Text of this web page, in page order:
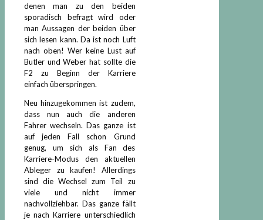
denen man zu den beiden
sporadisch befragt wird oder
man Aussagen der beiden über
sich lesen kann. Da ist noch Luft
nach oben! Wer keine Lust auf
Butler und Weber hat sollte die
F2 zu Beginn der Karriere
einfach überspringen.
Neu hinzugekommen ist zudem,
dass nun auch die anderen
Fahrer wechseln. Das ganze ist
auf jeden Fall schon Grund
genug, um sich als Fan des
Karriere-Modus den aktuellen
Ableger zu kaufen! Allerdings
sind die Wechsel zum Teil zu
viele und nicht immer
nachvollziehbar. Das ganze fällt
je nach Karriere unterschiedlich